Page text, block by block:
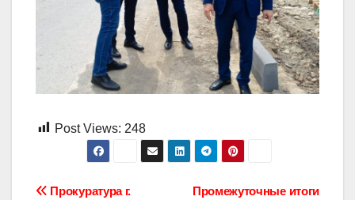
Post Views: 248
Промежуточные итоги
Прокуратура г.